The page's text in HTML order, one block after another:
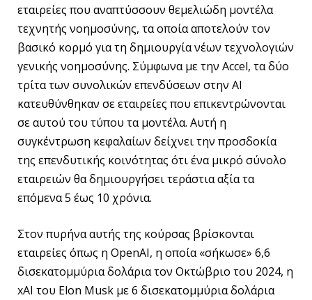
εταιρείες που αναπτύσσουν θεμελιώδη μοντέλα
τεχνητής νοημοσύνης, τα οποία αποτελούν τον
βασικό κορμό για τη δημιουργία νέων τεχνολογιών
γενικής νοημοσύνης. Σύμφωνα με την Accel, τα δύο
τρίτα των συνολικών επενδύσεων στην AI
κατευθύνθηκαν σε εταιρείες που επικεντρώνονται
σε αυτού του τύπου τα μοντέλα. Αυτή η
συγκέντρωση κεφαλαίων δείχνει την προσδοκία
της επενδυτικής κοινότητας ότι ένα μικρό σύνολο
εταιρειών θα δημιουργήσει τεράστια αξία τα
επόμενα 5 έως 10 χρόνια.
Στον πυρήνα αυτής της κούρσας βρίσκονται
εταιρείες όπως η OpenAI, η οποία «σήκωσε» 6,6
δισεκατομμύρια δολάρια τον Οκτώβριο του 2024, η
xAI του Elon Musk με 6 δισεκατομμύρια δολάρια